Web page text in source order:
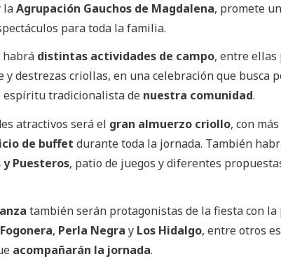
laAgrupación Gauchos de Magdalena, promete
para toda la familia.
habrá distintas actividades de campo, entre ellas
y destrezas criollas, en una celebración que busca
tradicionalista de nuestra comunidad.
atractivos será el gran almuerzo criollo, con
de buffet durante toda la jornada. También
y Puesteros, patio de juegos y diferentes
también serán protagonistas de la fiesta con
, Perla Negra y Los Hidalgo, entre otros
acompañarán la jornada.